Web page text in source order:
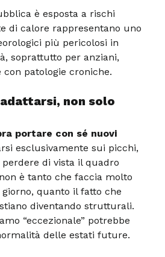
è esposta a rischi
di calore rappresentano uno
più pericolosi in
soprattutto per anziani,
con patologie croniche.
non solo
portare con sé nuovi
esclusivamente sui picchi,
di vista il quadro
è tanto che faccia molto
quanto il fatto che
diventando strutturali.
“eccezionale” potrebbe
delle estati future.